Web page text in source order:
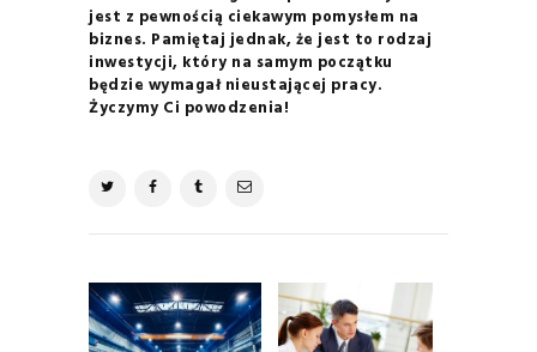
jest z pewnością ciekawym pomysłem na
biznes. Pamiętaj jednak, że jest to rodzaj
inwestycji, który na samym początku
będzie wymagał nieustającej pracy.
Życzymy Ci powodzenia!
WPISU